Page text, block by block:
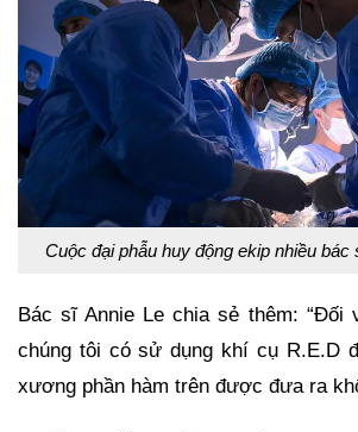
Cuộc đại phẫu huy động ekip nhiều
Bác sĩ Annie Le chia sẻ thêm: “Đối
chúng tôi có sử dụng khí cụ R.E.D
xương phần hàm trên được đưa ra